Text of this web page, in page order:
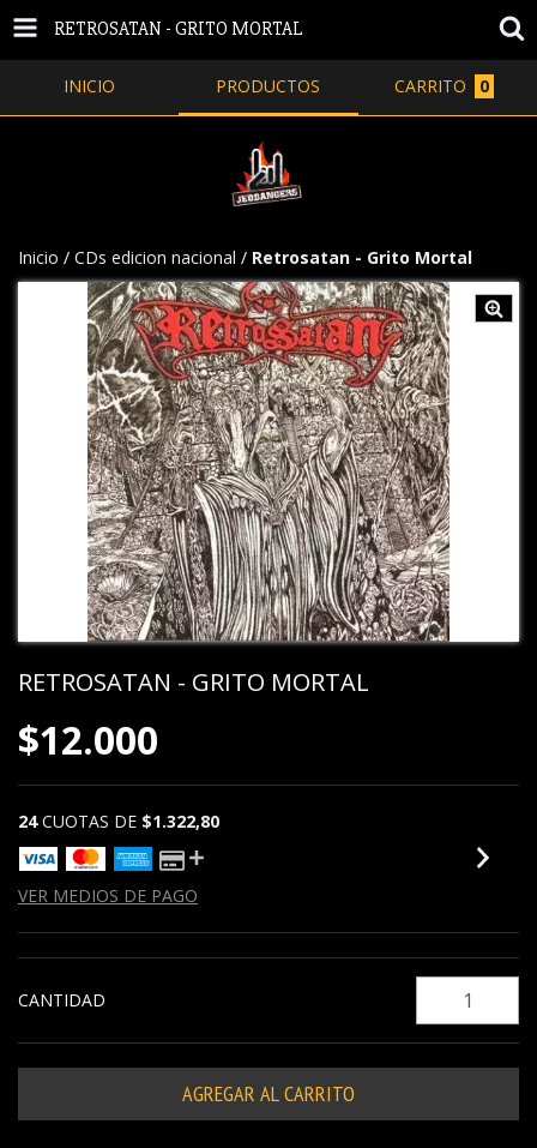
RETROSATAN - GRITO MORTAL
INICIO PRODUCTOS CARRITO 0
Inicio / CDs edicion nacional / Retrosatan - Grito Mortal
RETROSATAN - GRITO MORTAL
$12.000
24 CUOTAS DE $1.322,80
VER MEDIOS DE PAGO
CANTIDAD